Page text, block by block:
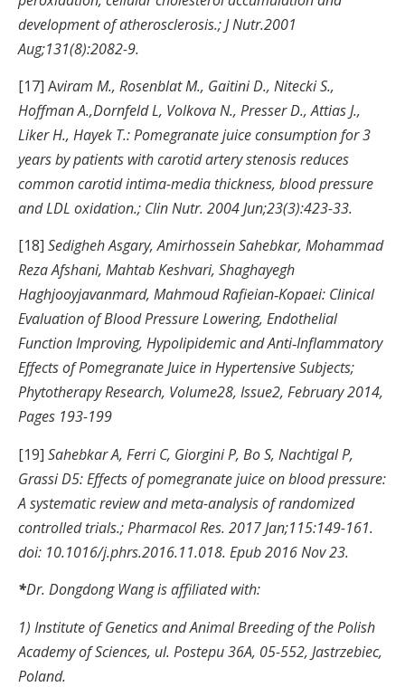
development of atherosclerosis.; J Nutr.2001
Aug;131(8):2082-9.
[17] Aviram M., Rosenblat M., Gaitini D., Nitecki S.,
Hoffman A.,Dornfeld L, Volkova N., Presser D., Attias J.,
Liker H., Hayek T.: Pomegranate juice consumption for 3
years by patients with carotid artery stenosis reduces
common carotid intima-media thickness, blood pressure
and LDL oxidation.; Clin Nutr. 2004 Jun;23(3):423-33.
[18] Sedigheh Asgary, Amirhossein Sahebkar, Mohammad
Reza Afshani, Mahtab Keshvari, Shaghayegh
Haghjooyjavanmard, Mahmoud Rafieian‐Kopaei: Clinical
Evaluation of Blood Pressure Lowering, Endothelial
Function Improving, Hypolipidemic and Anti‐Inflammatory
Effects of Pomegranate Juice in Hypertensive Subjects;
Phytotherapy Research, Volume28, Issue2, February 2014,
Pages 193-199
[19] Sahebkar A, Ferri C, Giorgini P, Bo S, Nachtigal P,
Grassi D5: Effects of pomegranate juice on blood pressure:
A systematic review and meta-analysis of randomized
controlled trials.; Pharmacol Res. 2017 Jan;115:149-161.
doi: 10.1016/j.phrs.2016.11.018. Epub 2016 Nov 23.
*Dr. Dongdong Wang is affiliated with:
1) Institute of Genetics and Animal Breeding of the Polish
Academy of Sciences, ul. Postepu 36A, 05-552, Jastrzebiec,
Poland.